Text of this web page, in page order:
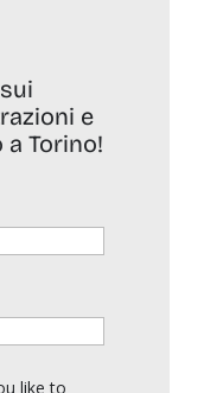
e
Torino!
like to